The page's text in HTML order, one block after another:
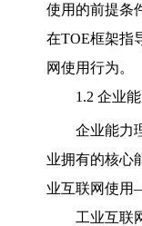
使用的前提条
在TOE框架指
网使用行为。
1.2 企业
企业能力
业拥有的核心
业互联网使用
工业互联